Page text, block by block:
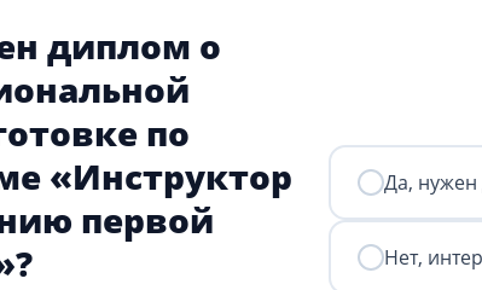
диплом о
по
«Инструктор
первой
Да,
Нет,